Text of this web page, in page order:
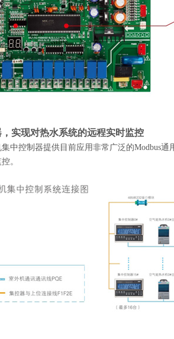
实现对热水系统的远程实时监控
中控制器提供目前应用非常广泛的Modbus
。